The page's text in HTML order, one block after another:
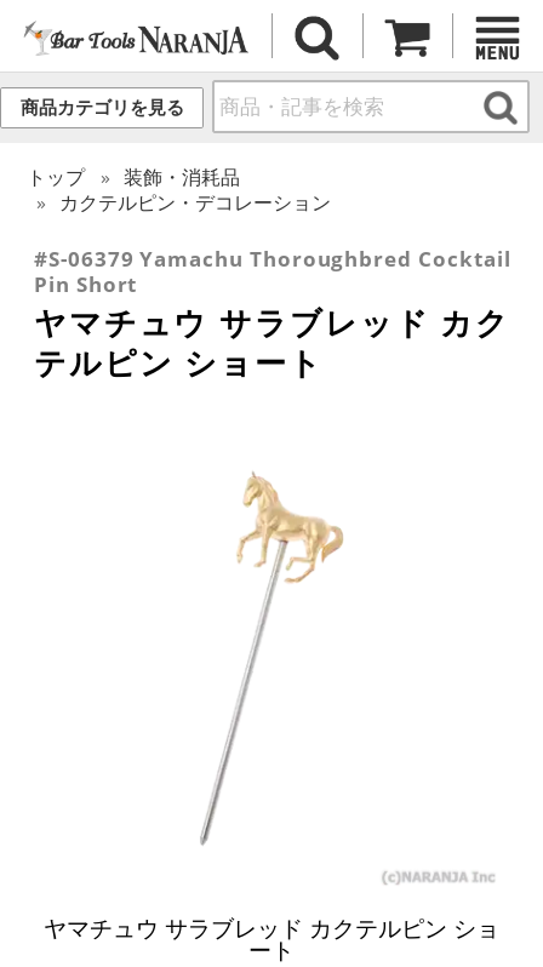
商品カテゴリを見る
トップ
装飾・消耗品
カクテルピン・デコレーション
#S-06379 Yamachu Thoroughbred Cocktail
Pin Short
ヤマチュウ サラブレッド カク
テルピン ショート
ヤマチュウ サラブレッド カクテルピン ショ
ート